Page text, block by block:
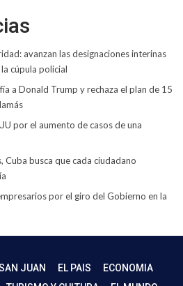
avanzan las designaciones interinas
cúpula policial
a Donald Trump y rechaza el plan de 15
por el aumento de casos de una
Cuba busca que cada ciudadano
por el giro del Gobierno en la
JUAN EL PAIS
ECONOMIA